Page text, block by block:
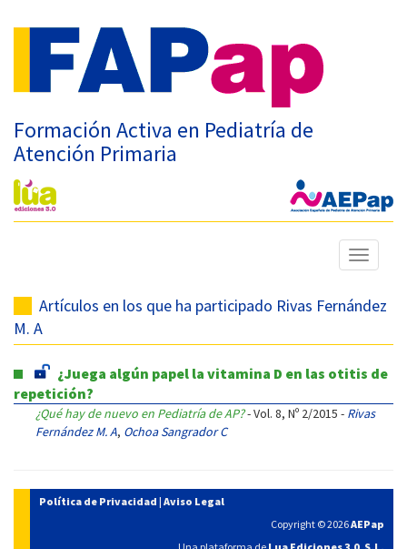
Formación Activa en Pediatría de
Atención Primaria
Mostrar
menú
Artículos en los que ha participado Rivas Fernández
M. A
¿Juega algún papel la vitamina D en las otitis de
repetición?
¿Qué hay de nuevo en Pediatría de AP?- Vol. 8, Nº 2/2015 - Rivas
Fernández M. A, Ochoa Sangrador C
Política de Privacidad | Aviso Legal
Copyright © 2026AEPap